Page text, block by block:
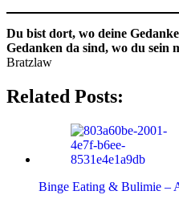
Du bist dort, wo deine
Gedanken da sind, wo du sein
Bratzlaw
Related Posts:
Binge Eating & Bulimie –